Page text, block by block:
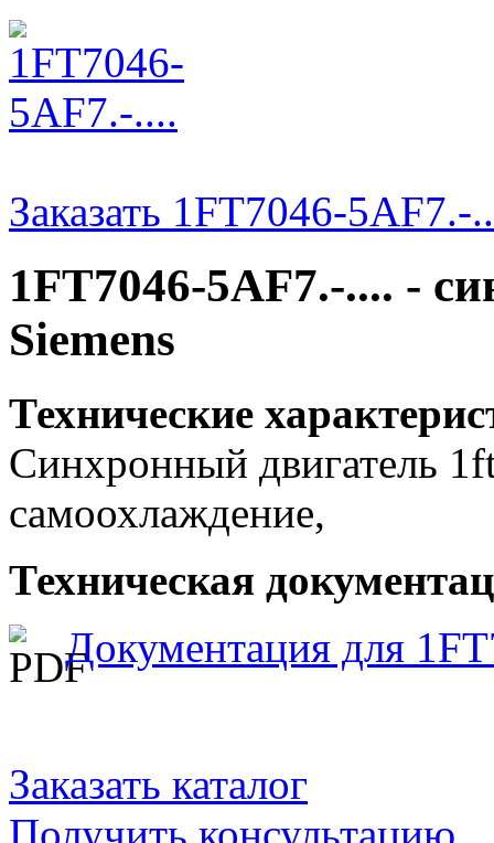
Заказать 1FT7046-5AF7.-
1FT7046-5AF7.-.... -
Siemens
Технические
Синхронный двигатель
самоохлаждение,
Техническая
Документация для
Заказать каталог
Получить консультацию